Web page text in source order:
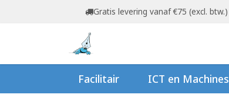
Overslaan naar inhoudGratis levering vanaf €75 (excl. btw.)
Facilitair ICT en Machines